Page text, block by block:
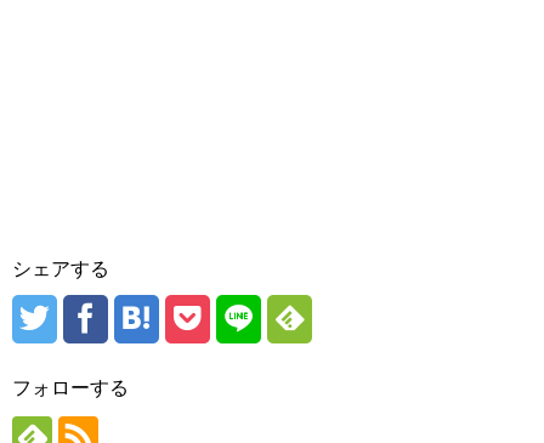
シェアする
フォローする